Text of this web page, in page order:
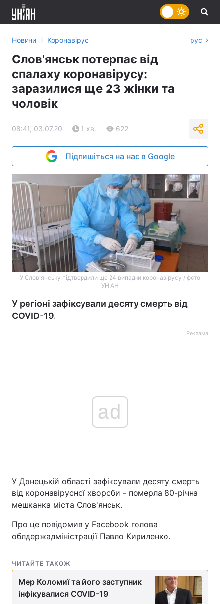
Головна Війна
Україна Політика
Економіка Світ
Техно і зв'язок Лайт
Зброя
Новини › Коронавірус рус
Слов'янськ потерпає від
спалаху коронавірусу:
заразилися ще 23 жінки та
чоловік
08:41, 03.07.20 1 хв. 622
Підпишіться на нас в Google
У Слов'янську підтвердили ще 24 випадки коронавірусу / фото
УНІАН
У регіоні зафіксували десяту смерть від
COVID-19.
Реклама
ad
У Донецькій області зафіксували десяту смерть
від коронавірусної хвороби - померла 80-річна
мешканка міста Слов'янськ.
Про це повідомив у Facebook голова
облдержадміністрації Павло Кириленко.
ЧИТАЙТЕ ТАКОЖ
Мер Коломиї та його заступник
інфікувалися COVID-19